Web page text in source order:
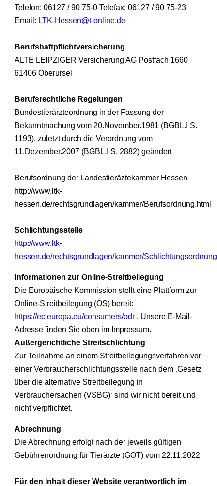
Telefon: 06127 / 90 75-0 Telefax: 06127 / 90 75-23
Email: LTK-Hessen@t-online.de
Berufshaftpflichtversicherung
ALTE LEIPZIGER Versicherung AG Postfach 1660
61406 Oberursel
Berufsrechtliche Regelungen
Bundestierärzteordnung in der Fassung der
Bekanntmachung vom 20.November.1981 (BGBL.I S.
1193), zuletzt durch die Verordnung vom
11.Dezember.2007 (BGBL.I S. 2882) geändert
Berufsordnung der Landestieräztekammer Hessen
http://www.ltk-
hessen.de/rechtsgrundlagen/kammer/Berufsordnung.html
Schlichtungsstelle
http://www.ltk-
hessen.de/rechtsgrundlagen/kammer/
Informationen zur Online-Streitbeilegung
Die Europäische Kommission stellt eine Plattform zur
Online-Streitbeilegung (OS) bereit:
https://ec.europa.eu/consumers/odr . Unsere E-Mail-
Adresse finden Sie oben im Impressum.
Außergerichtliche Streitschlichtung
Zur Teilnahme an einem Streitbeilegungsverfahren vor
einer Verbraucherschlichtungsstelle nach dem ‚Gesetz
über die alternative Streitbeilegung in
Verbrauchersachen (VSBG)‘ sind wir nicht bereit und
nicht verpflichtet.
Abrechnung
Die Abrechnung erfolgt nach der jeweils gültigen
Gebührenordnung für Tierärzte (GOT) vom 22.11.2022.
Für den Inhalt dieser Website verantwortlich im